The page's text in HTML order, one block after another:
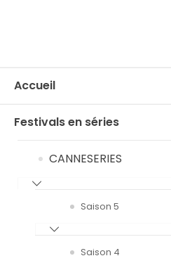
Accueil
Festivals en séries
CANNESERIES
Saison 5
Saison 4